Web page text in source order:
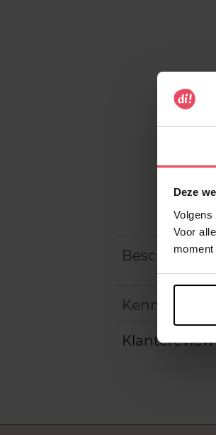
Deze
Voor
Beschrijving
Kenmerken
Klantereview